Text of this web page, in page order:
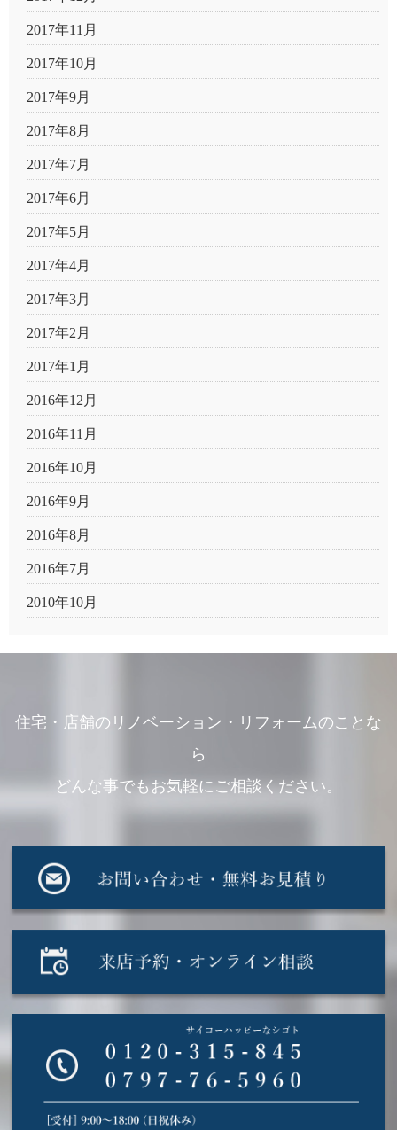
2017年11月
2017年10月
2017年9月
2017年8月
2017年7月
2017年6月
2017年5月
2017年4月
2017年3月
2017年2月
2017年1月
2016年12月
2016年11月
2016年10月
2016年9月
2016年8月
2016年7月
2010年10月
住宅・店舗のリノベーション・リフォームのことな
ら
どんな事でもお気軽にご相談ください。